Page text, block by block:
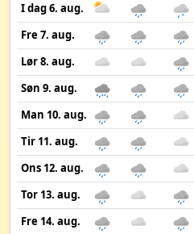
I dag 6. aug.
Fre 7. aug.
Lør 8. aug.
Søn 9. aug.
Man 10. aug.
Tir 11. aug.
Ons 12. aug.
Tor 13. aug.
Fre 14. aug.